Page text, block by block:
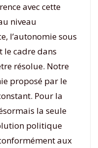
avec cette
niveau
l’autonomie sous
le cadre dans
résolue. Notre
proposé par le
Pour la
la seule
politique
aux